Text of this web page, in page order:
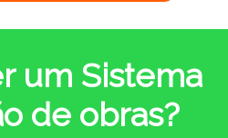
um Sistema
de obras?